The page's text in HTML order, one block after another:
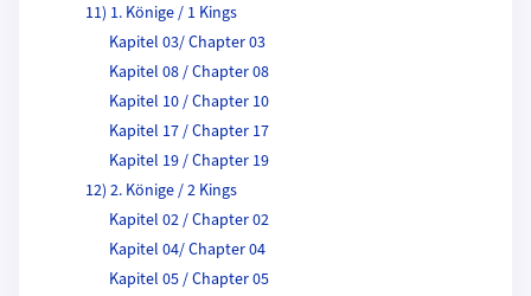
11) 1. Könige / 1 Kings
Kapitel 03/ Chapter 03
Kapitel 08 / Chapter 08
Kapitel 10 / Chapter 10
Kapitel 17 / Chapter 17
Kapitel 19 / Chapter 19
12) 2. Könige / 2 Kings
Kapitel 02 / Chapter 02
Kapitel 04/ Chapter 04
Kapitel 05 / Chapter 05